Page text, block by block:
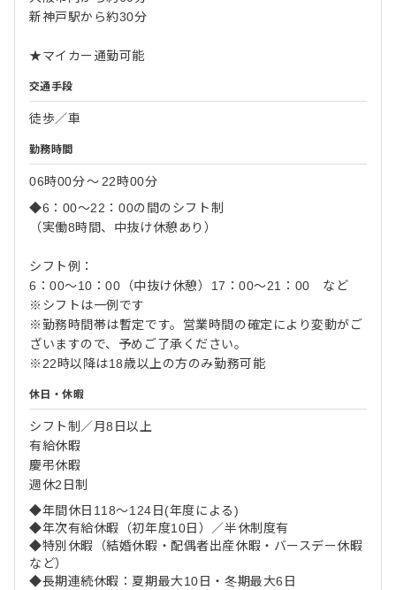
新神戸駅から約30分
★マイカー通勤可能
交通手段
徒歩／車
勤務時間
06時00分〜 22時00分
◆6：00～22：00の間のシフト制
（実働8時間、中抜け休憩あり）
シフト例：
6：00～10：00（中抜け休憩）17：00～21：00 など
※シフトは一例です
※勤務時間帯は暫定です。営業時間の確定により変動がご
ざいますので、予めご了承ください。
※22時以降は18歳以上の方のみ勤務可能
休日・休暇
シフト制／月8日以上
有給休暇
慶弔休暇
週休2日制
◆年間休日118～124日(年度による)
◆年次有給休暇（初年度10日）／半休制度有
◆特別休暇（結婚休暇・配偶者出産休暇・バースデー休暇
など）
◆長期連続休暇：夏期最大10日・冬期最大6日